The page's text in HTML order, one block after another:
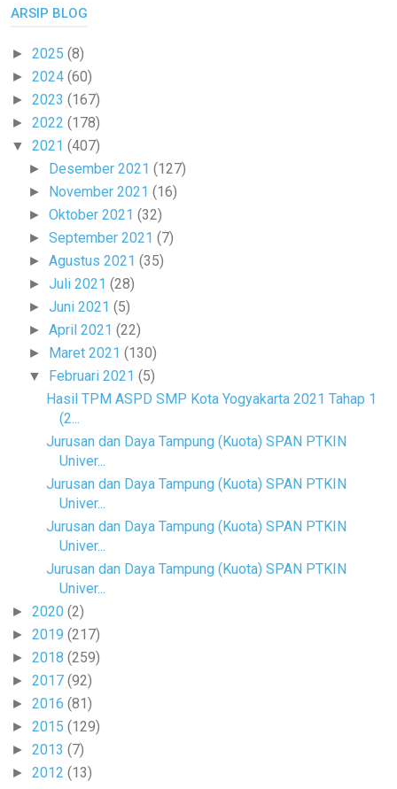
ARSIP BLOG
► 2025 (8)
► 2024 (60)
► 2023 (167)
► 2022 (178)
▼ 2021 (407)
► Desember 2021(127)
► November 2021(16)
►Oktober 2021(32)
►September 2021(7)
►Agustus 2021(35)
►Juli 2021(28)
►Juni 2021(5)
►April 2021(22)
► Maret 2021(130)
▼ Februari 2021(5)
Hasil TPM ASPD SMP Kota Yogyakarta 2021 Tahap 1
(2...
Jurusan dan Daya Tampung (Kuota) SPAN PTKIN
Univer...
Jurusan dan Daya Tampung (Kuota) SPAN PTKIN
Univer...
Jurusan dan Daya Tampung (Kuota) SPAN PTKIN
Univer...
Jurusan dan Daya Tampung (Kuota) SPAN PTKIN
Univer...
► 2020 (2)
► 2019 (217)
► 2018 (259)
► 2017 (92)
► 2016 (81)
► 2015 (129)
► 2013 (7)
► 2012 (13)